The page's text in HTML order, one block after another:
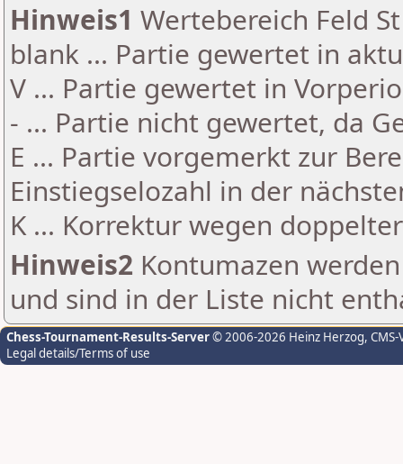
Hinweis1 Wertebereich Feld
blank ... Partie gewertet in
V ... Partie gewertet in
- ... Partie nicht gewertet, da
E ... Partie vorgemerkt zur
Einstiegselozahl in der
K ... Korrektur wegen
Hinweis2 Kontumazen
und sind in der Liste nicht
Chess-Tournament-Results-Server© 2006-2026 Heinz Herzog,
Legal details/Terms of use